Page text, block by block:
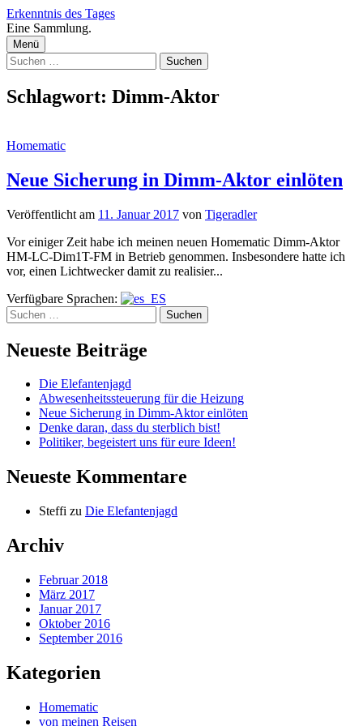
Zum
Inhalt
überspringen
Erkenntnis des Tages
Eine Sammlung.
Menü
Suchen
nach:
Schlagwort: Dimm-Aktor
Homematic
Neue Sicherung in Dimm-Aktor einlöten
Veröffentlicht am 11. Januar 2017 von Tigeradler
Vor einiger Zeit habe ich meinen neuen Homematic Dimm-Aktor
HM-LC-Dim1T-FM in Betrieb genommen. Insbesondere hatte ich
vor, einen Lichtwecker damit zu realisier...
Verfügbare Sprachen:
Suchen
nach:
Neueste Beiträge
Die Elefantenjagd
Abwesenheitssteuerung für die Heizung
Neue Sicherung in Dimm-Aktor einlöten
Denke daran, dass du sterblich bist!
Politiker, begeistert uns für eure Ideen!
Neueste Kommentare
Steffi zu Die Elefantenjagd
Archiv
Februar 2018
März 2017
Januar 2017
Oktober 2016
September 2016
Kategorien
Homematic
von meinen Reisen